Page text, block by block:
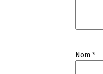
Nom *